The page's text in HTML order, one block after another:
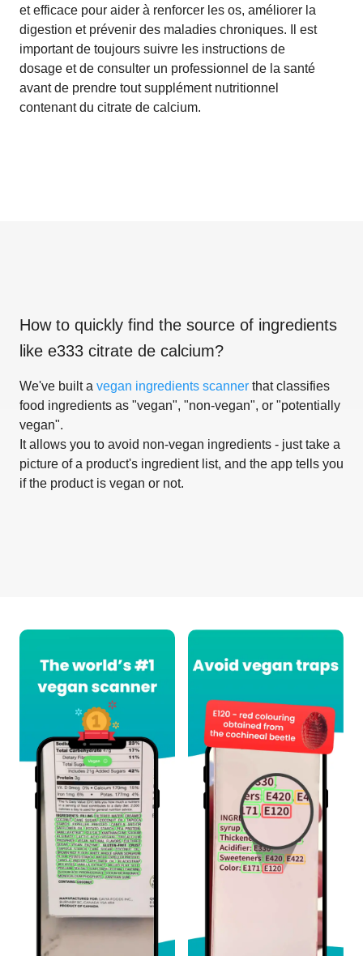
et efficace pour aider à renforcer les os, améliorer la
digestion et prévenir des maladies chroniques. Il est
important de toujours suivre les instructions de
dosage et de consulter un professionnel de la santé
avant de prendre tout supplément nutritionnel
contenant du citrate de calcium.
How to quickly find the source of ingredients
like e333 citrate de calcium?
We've built a vegan ingredients scanner that classifies
food ingredients as "vegan", "non-vegan", or "potentially
vegan".
It allows you to avoid non-vegan ingredients - just take a
picture of a product's ingredient list, and the app tells you
if the product is vegan or not.